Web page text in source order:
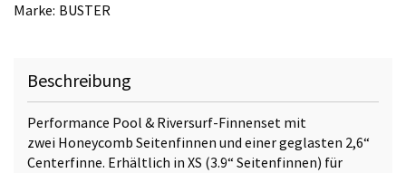
FCS
Marke: BUSTER
Beschreibung
Performance Pool & Riversurf-Finnenset mit
zwei Honeycomb Seitenfinnen und einer geglasten 2,6“
Centerfinne. Erhältlich in XS (3.9“ Seitenfinnen) für